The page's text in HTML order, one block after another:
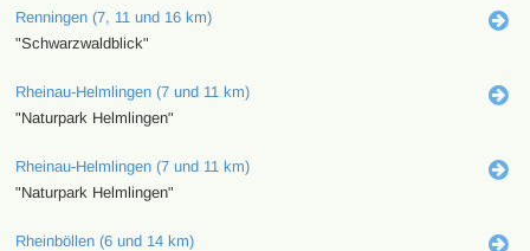
Renningen (7, 11 und 16 km)
"Schwarzwaldblick"
Rheinau-Helmlingen (7 und 11 km)
"Naturpark Helmlingen"
Rheinau-Helmlingen (7 und 11 km)
"Naturpark Helmlingen"
Rheinböllen (6 und 14 km)